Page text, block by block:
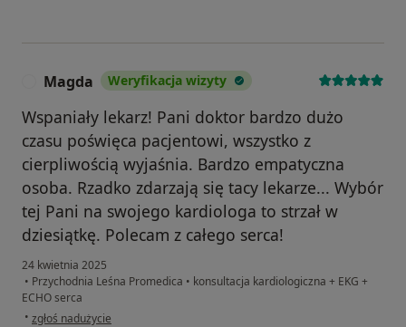
Magda Weryfikacja wizyty
Wspaniały lekarz! Pani doktor bardzo dużo
czasu poświęca pacjentowi, wszystko z
cierpliwością wyjaśnia. Bardzo empatyczna
osoba. Rzadko zdarzają się tacy lekarze... Wybór
tej Pani na swojego kardiologa to strzał w
dziesiątkę. Polecam z całego serca!
24 kwietnia 2025
• Przychodnia Leśna Promedica • konsultacja kardiologiczna + EKG +
ECHO serca
• w opinii użytkownika Magda
zgłoś nadużycie